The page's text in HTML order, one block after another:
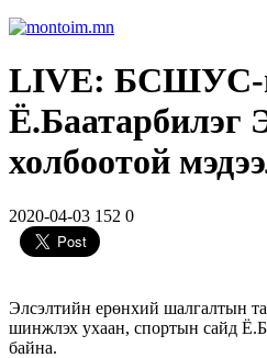
LIVE: БСШУС-
холбоотой
2020-04-03 152 0
Элсэлтийн ерөнхий шалгалтын
шинжлэх ухаан, спортын сайд
байна.